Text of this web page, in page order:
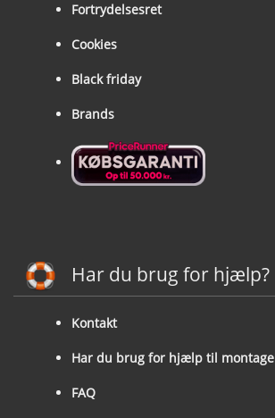
Fortrydelsesret
Cookies
Black friday
Brands
Har du brug for hjælp?
Kontakt
Har du brug for hjælp til montage
FAQ